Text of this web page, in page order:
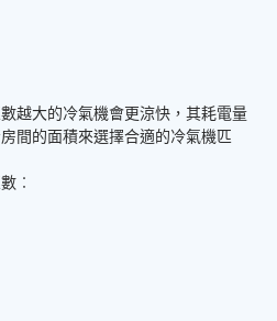
越大的冷氣機會更涼快，其耗電量
間的面積來選擇合適的冷氣機匹
︰